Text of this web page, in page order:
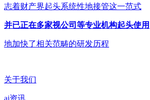
志着财产界起头系统性地接管这一范式
并已正在多家视公司等专业机构起头使用
地加快了相关范畴的研发历程
关于我们
ai资讯